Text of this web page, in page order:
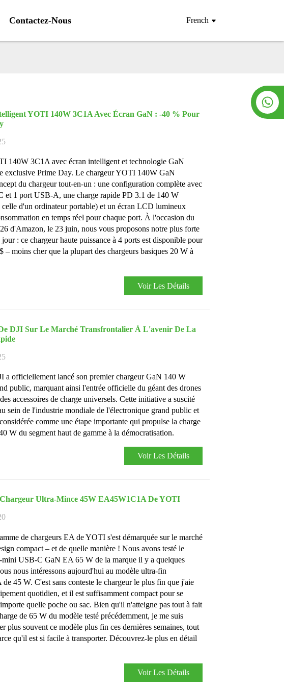
Contactez-Nous French
YOTI 140W 3C1A Avec Écran GaN : -40 % Pour
140W 3C1A avec écran intelligent et technologie GaN
exclusive Prime Day. Le chargeur YOTI 140W GaN
du chargeur tout-en-un : une configuration complète avec
et 1 port USB-A, une charge rapide PD 3.1 de 140 W
celle d'un ordinateur portable) et un écran LCD lumineux
en temps réel pour chaque port. À l'occasion du
d'Amazon, le 23 juin, nous vous proposons notre plus forte
: ce chargeur haute puissance à 4 ports est disponible pour
– moins cher que la plupart des chargeurs basiques 20 W à
Voir Les Détails
DJI Sur Le Marché Transfrontalier À L'avenir De La
a officiellement lancé son premier chargeur GaN 140 W
public, marquant ainsi l'entrée officielle du géant des drones
accessoires de charge universels. Cette initiative a suscité
sein de l'industrie mondiale de l'électronique grand public et
comme une étape importante qui propulse la charge
W du segment haut de gamme à la démocratisation.
Voir Les Détails
Ultra-Mince 45W EA45W1C1A De YOTI
de chargeurs EA de YOTI s'est démarquée sur le marché
compact – et de quelle manière ! Nous avons testé le
mini USB-C GaN EA 65 W de la marque il y a quelques
nous intéressons aujourd'hui au modèle ultra-fin
45 W. C'est sans conteste le chargeur le plus fin que j'aie
quotidien, et il est suffisamment compact pour se
quelle poche ou sac. Bien qu'il n'atteigne pas tout à fait
de 65 W du modèle testé précédemment, je me suis
plus souvent ce modèle plus fin ces dernières semaines, tout
qu'il est si facile à transporter. Découvrez-le plus en détail
Voir Les Détails